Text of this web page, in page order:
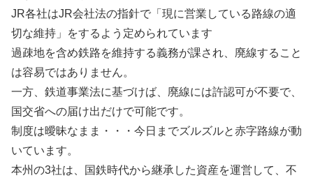
JR各社はJR会社法の指針で「現に営業している路線の適
切な維持」をするよう定められています
過疎地を含め鉄路を維持する義務が課され、廃線すること
は容易ではありません。
一方、鉄道事業法に基づけば、廃線には許認可が不要で、
国交省への届け出だけで可能です。
制度は曖昧なまま・・・今日までズルズルと赤字路線が動
いています。
本州の3社は、国鉄時代から継承した資産を運営して、不